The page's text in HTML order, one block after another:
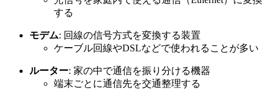
する
モデム: 回線の信号方式を変換する装置
ケーブル回線やDSLなどで使われることが多い
ルーター: 家の中で通信を振り分ける機器
端末ごとに通信先を交通整理する